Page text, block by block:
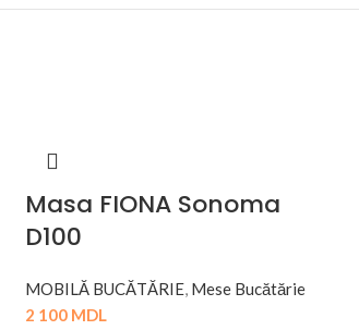
Masa FIONA Sonoma
D100
MOBILĂ BUCĂTĂRIE, Mese Bucătărie
2 100 MDL